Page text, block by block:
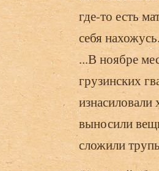
где-то есть
себя
...В ноябре
грузинских
изнасиловали
выносили
сложили